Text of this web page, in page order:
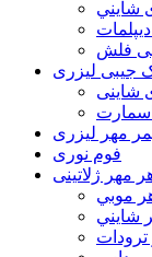
شايني
فلش
جیبی لیزری
شاینی
مهر لیزری
فوم نوری
مهر ژلاتینی
موبي
شايني